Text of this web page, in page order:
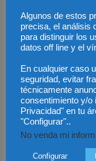
Dejar una respuesta
Algunos de estos
precisa, el análisis
para distinguir los
datos off line y el
En cualquier caso
seguridad, evitar
técnicamente
consentimiento y/o
Privacidad" en tu
"Configurar"..
No venda mi
Configurar